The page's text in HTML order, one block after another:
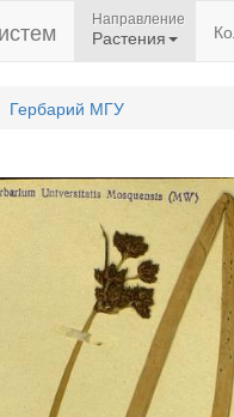
Направление
Растения
Гербарий МГУ